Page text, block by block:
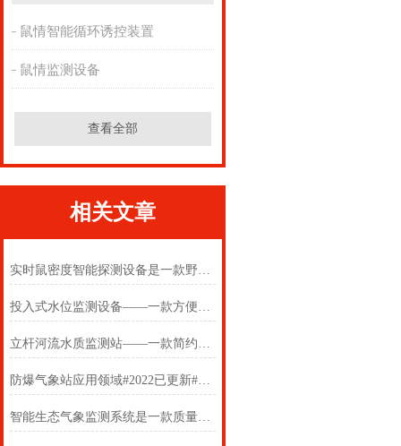
鼠情智能循环诱控装置
鼠情监测设备
查看全部
相关文章
实时鼠密度智能探测设备是一款野外无需人值守的农区鼠害智能监测设备
投入式水位监测设备——一款方便的投入式水位监测站2025(万象推送)
立杆河流水质监测站——一款简约的自动水质监测站2025(万象推送)
防爆气象站应用领域#2022已更新#带CT6高等级防爆证书
智能生态气象监测系统是一款质量没的说的农业综合气象监测站